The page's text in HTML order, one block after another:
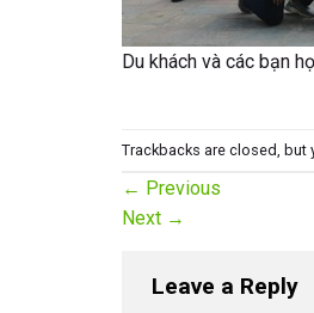
Du khách và các bạn
Trackbacks are closed, but
← Previous
Next →
Leave a Reply